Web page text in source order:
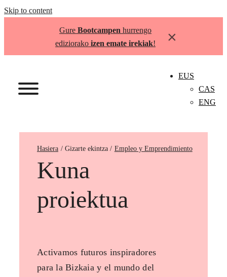
Skip to content
Gure Bootcampen hurrengo
ediziorako izen emate irekiak! ×
EUS
CAS
ENG
Hasiera Empleo y Emprendimiento
Kuna
proiektua
Activamos futuros inspiradores
para la Bizkaia y el mundo del